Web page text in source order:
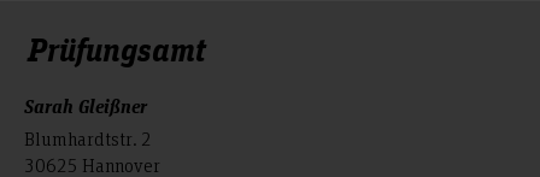
Prüfungsamt
Sarah Gleißner
Blumhardtstr. 2
30625 Hannover